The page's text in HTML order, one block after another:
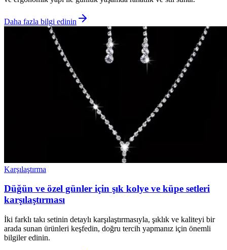
Daha fazla bilgi edinin
Karşılaştırma
Düğün ve özel günler için şık kolye ve küpe setleri
karşılaştırması
İki farklı takı setinin detaylı karşılaştırmasıyla, şıklık ve kaliteyi bir
arada sunan ürünleri keşfedin, doğru tercih yapmanız için önemli
bilgiler edinin.